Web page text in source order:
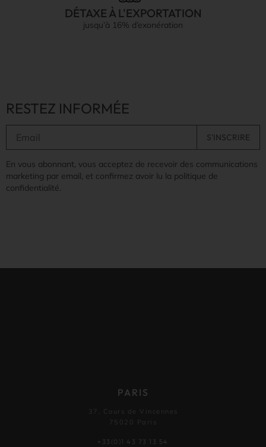
DÉTAXE À L'EXPORTATION
jusqu’à 16% d’exonération
RESTEZ INFORMÉE
En vous abonnant, vous acceptez de recevoir des communications
marketing par email, et confirmez avoir lu la politique de
confidentialité.
PARIS
37, Cours de Vincennes
75020 Paris
+33(0)1 43 73 13 54